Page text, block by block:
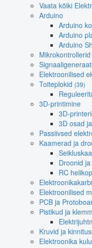
Vaata kõiki
Arduino
Arduino
Arduino
Arduino
Elektroonilised
Toiteplokid (39)
3D-printimine
3D-
3D osad
Passiivsed
Kaamerad ja
Droonid
RC
Elektroonilised
PCB ja
Pistikud ja
Kruvid ja
Elektroonika